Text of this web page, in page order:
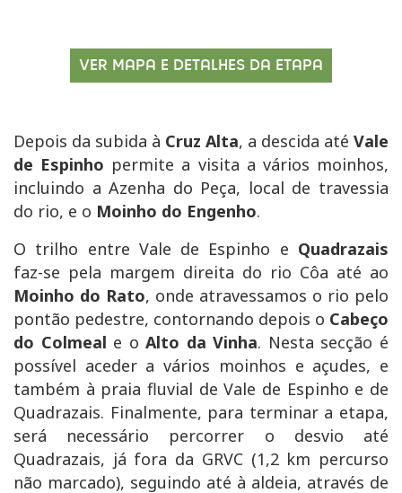
VER MAPA E DETALHES DA ETAPA
Depois da subida à Cruz Alta, a descida até Vale
de Espinho permite a visita a vários moinhos,
incluindo a Azenha do Peça, local de travessia
do rio, e o Moinho do Engenho.
O trilho entre Vale de Espinho e Quadrazais
faz-se pela margem direita do rio Côa até ao
Moinho do Rato, onde atravessamos o rio pelo
pontão pedestre, contornando depois o Cabeço
do Colmeal e oAlto da Vinha. Nesta secção é
possível aceder a vários moinhos e açudes, e
também à praia fluvial de Vale de Espinho e de
Quadrazais. Finalmente, para terminar a etapa,
será necessário percorrer o desvio até
Quadrazais, já fora da GRVC (1,2 km percurso
não marcado), seguindo até à aldeia, através de